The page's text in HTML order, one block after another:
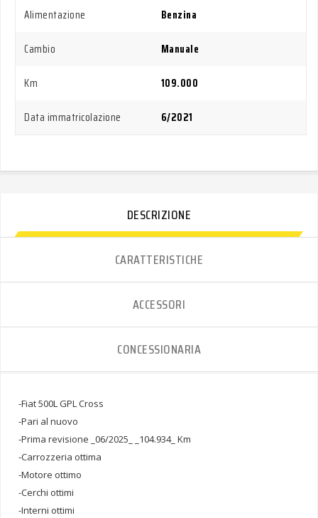
Alimentazione
Benzina
Cambio
Manuale
Km
109.000
Data immatricolazione
6/2021
DESCRIZIONE
CARATTERISTICHE
ACCESSORI
CONCESSIONARIA
-Fiat 500L GPL Cross
-Pari al nuovo
-Prima revisione _06/2025_ _104.934_ Km
-Carrozzeria ottima
-Motore ottimo
-Cerchi ottimi
-Interni ottimi